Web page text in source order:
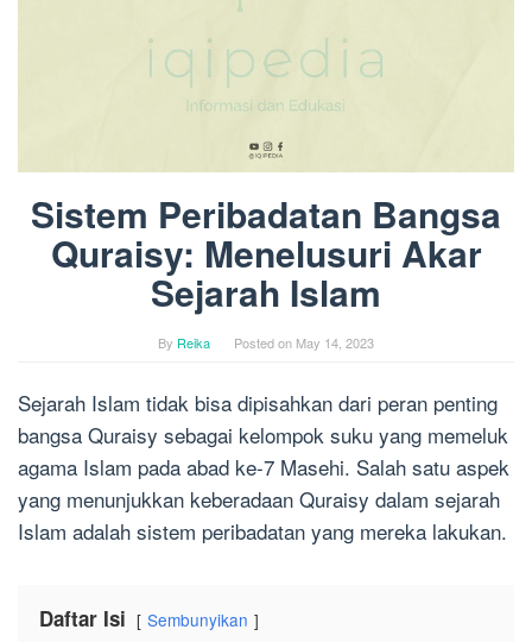
Sistem Peribadatan Bangsa
Quraisy: Menelusuri Akar
Sejarah Islam
By Reika Posted on May 14, 2023
Sejarah Islam tidak bisa dipisahkan dari peran penting
bangsa Quraisy sebagai kelompok suku yang memeluk
agama Islam pada abad ke-7 Masehi. Salah satu aspek
yang menunjukkan keberadaan Quraisy dalam sejarah
Islam adalah sistem peribadatan yang mereka lakukan.
Daftar Isi Sembunyikan